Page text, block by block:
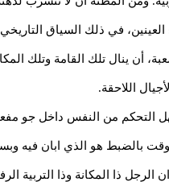
في ذلك السياق
أن ينال تلك القامة وتلك
اللاحقة.
التحكم من النفس داخل جو
بالضبط هو الذي ابان فيه
الرجل ذا المكانة وذا التربية